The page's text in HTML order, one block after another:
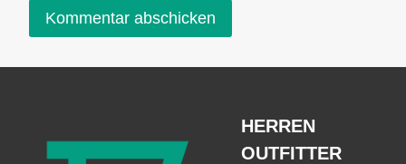
HERREN
OUTFITTER